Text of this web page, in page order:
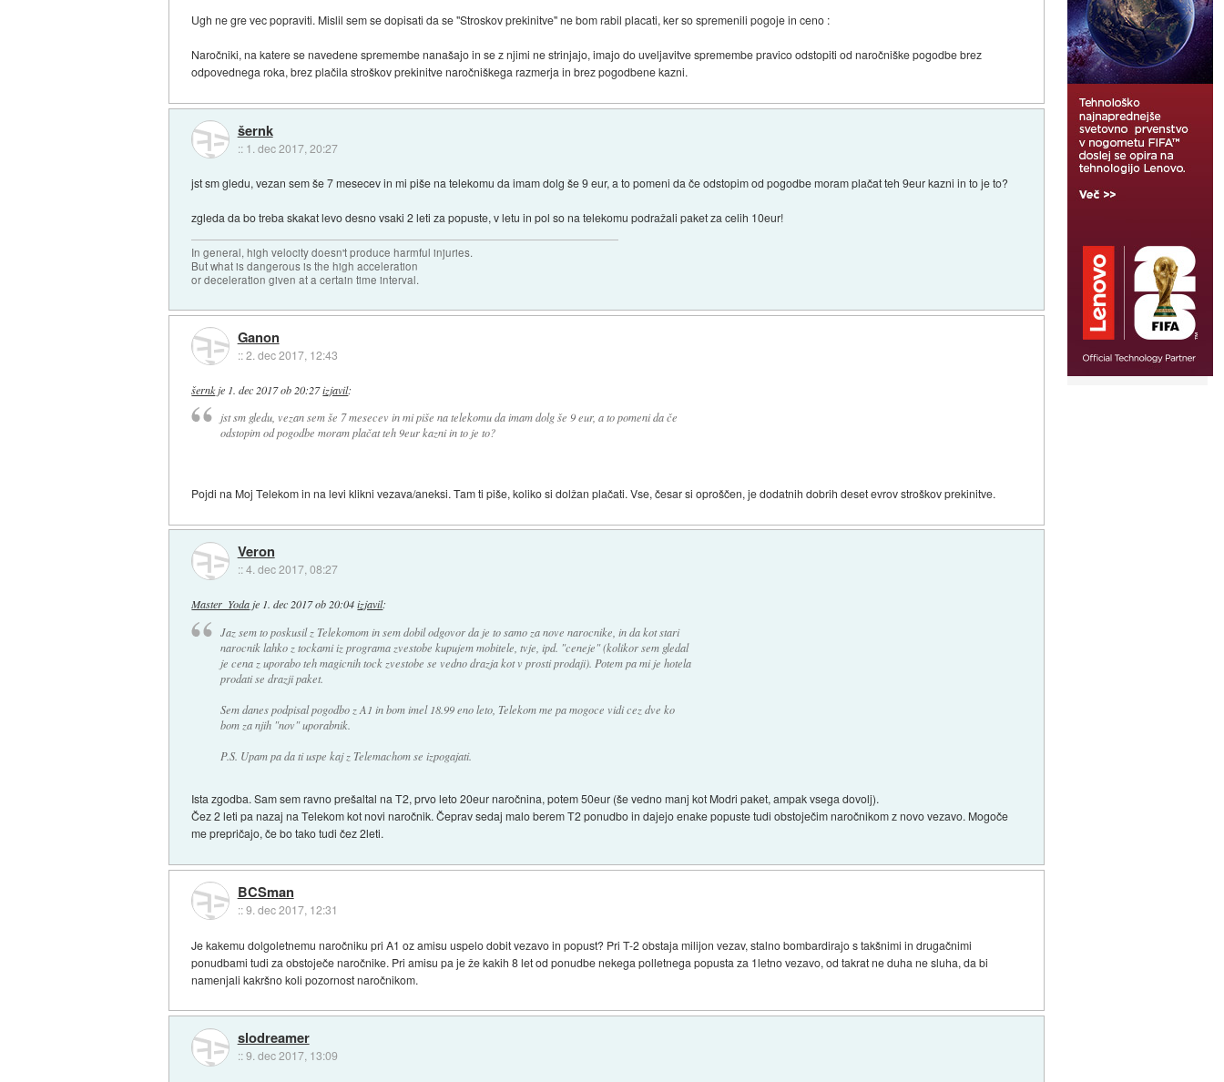
Ugh ne gre vec popraviti. Mislil sem se dopisati da se "Stroskov prekinitve" ne bom rabil placati, ker so spremenili pogoje in ceno :
Naročniki, na katere se navedene spremembe nanašajo in se z njimi ne strinjajo, imajo do uveljavitve spremembe pravico odstopiti od naročniške pogodbe brez
odpovednega roka, brez plačila stroškov prekinitve naročniškega razmerja in brez pogodbene kazni.
šernk
:: 1. dec 2017, 20:27
jst sm gledu, vezan sem še 7 mesecev in mi piše na telekomu da imam dolg še 9 eur, a to pomeni da če odstopim od pogodbe moram plačat teh 9eur kazni in to je to?
zgleda da bo treba skakat levo desno vsaki 2 leti za popuste, v letu in pol so na telekomu podražali paket za celih 10eur!
In general, high velocity doesn't produce harmful injuries.
But what is dangerous is the high acceleration
or deceleration given at a certain time interval.
Ganon
::2. dec 2017, 12:43
šernkje 1. dec 2017 ob 20:27izjavil:
jst sm gledu, vezan sem še 7 mesecev in mi piše na telekomu da imam dolg še 9 eur, a to pomeni da če
odstopim od pogodbe moram plačat teh 9eur kazni in to je to?
Pojdi na Moj Telekom in na levi klikni vezava/aneksi. Tam ti piše, koliko si dolžan plačati. Vse, česar si oproščen, je dodatnih dobrih deset evrov stroškov prekinitve.
Veron
::4. dec 2017, 08:27
Master_Yoda je 1. dec 2017 ob 20:04 izjavil:
Jaz sem to poskusil z Telekomom in sem dobil odgovor da je to samo za nove narocnike, in da kot stari
narocnik lahko z tockami iz programa zvestobe kupujem mobitele, tvje, ipd. "ceneje" (kolikor sem gledal
je cena z uporabo teh magicnih tock zvestobe se vedno drazja kot v prosti prodaji). Potem pa mi je hotela
prodati se drazji paket.
Sem danes podpisal pogodbo z A1 in bom imel 18.99 eno leto, Telekom me pa mogoce vidi cez dve ko
bom za njih "nov" uporabnik.
P.S. Upam pa da ti uspe kaj z Telemachom se izpogajati.
Ista zgodba. Sam sem ravno prešaltal na T2, prvo leto 20eur naročnina, potem 50eur (še vedno manj kot Modri paket, ampak vsega dovolj).
Čez 2 leti pa nazaj na Telekom kot novi naročnik. Čeprav sedaj malo berem T2 ponudbo in dajejo enake popuste tudi obstoječim naročnikom z novo vezavo. Mogoče
me prepričajo, če bo tako tudi čez 2leti.
BCSman
::9. dec 2017, 12:31
Je kakemu dolgoletnemu naročniku pri A1 oz amisu uspelo dobit vezavo in popust? Pri T-2 obstaja milijon vezav, stalno bombardirajo s takšnimi in drugačnimi
ponudbami tudi za obstoječe naročnike. Pri amisu pa je že kakih 8 let od ponudbe nekega polletnega popusta za 1letno vezavo, od takrat ne duha ne sluha, da bi
namenjali kakršno koli pozornost naročnikom.
slodreamer
::9. dec 2017, 13:09